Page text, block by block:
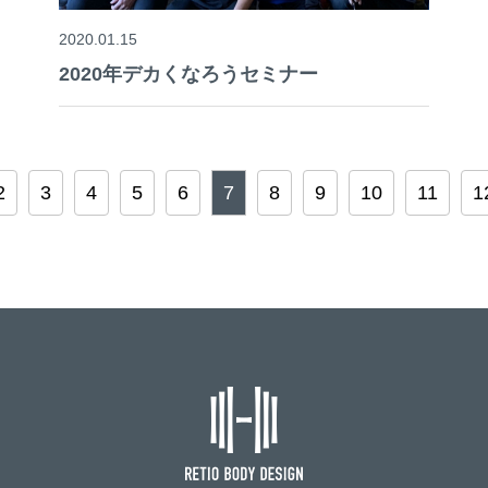
2020.01.15
2020年デカくなろうセミナー
3 4 5 6 7 8 9 10 11